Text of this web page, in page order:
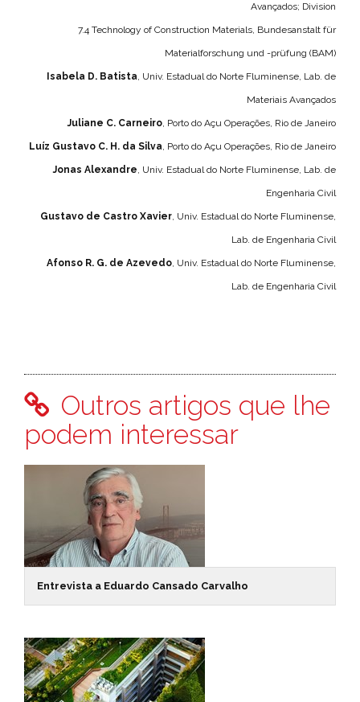
Avançados; Division
7.4 Technology of Construction Materials, Bundesanstalt für
Materialforschung und -prüfung (BAM)
Isabela D. Batista, Univ. Estadual do Norte Fluminense, Lab. de
Materiais Avançados
Juliane C. Carneiro, Porto do Açu Operações, Rio de Janeiro
Luíz Gustavo C. H. da Silva, Porto do Açu Operações, Rio de Janeiro
Jonas Alexandre, Univ. Estadual do Norte Fluminense, Lab. de
Engenharia Civil
Gustavo de Castro Xavier, Univ. Estadual do Norte Fluminense,
Lab. de Engenharia Civil
Afonso R. G. de Azevedo, Univ. Estadual do Norte Fluminense,
Lab. de Engenharia Civil
Outros artigos que lhe
podem interessar
Entrevista a Eduardo Cansado Carvalho